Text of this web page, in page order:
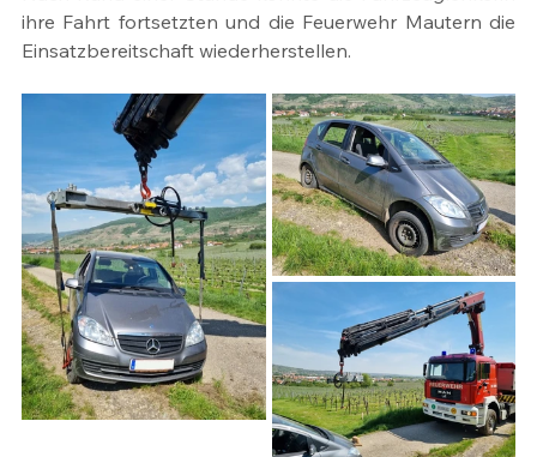
ihre Fahrt fortsetzten und die Feuerwehr Mautern die
Einsatzbereitschaft wiederherstellen.